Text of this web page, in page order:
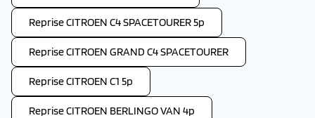
Reprise CITROEN C4 SPACETOURER 5p
Reprise CITROEN GRAND C4 SPACETOURER
Reprise CITROEN C1 5p
Reprise CITROEN BERLINGO VAN 4p